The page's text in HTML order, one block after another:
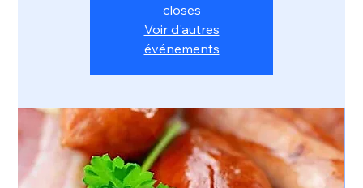
closes
Voir d'autres
événements